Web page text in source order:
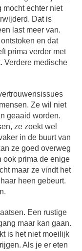
mocht echter niet
Dat is
last meer van.
en dat
prima verder met
Verdere medische
Ze wil niet
geaaid worden.
ze zoekt wel
in de buurt van
ze goed overweg
ook prima de enige
maar ze vindt het
heen gebeurt.
Een rustige
maar kan gaan.
is het niet moeilijk
Als je er eten